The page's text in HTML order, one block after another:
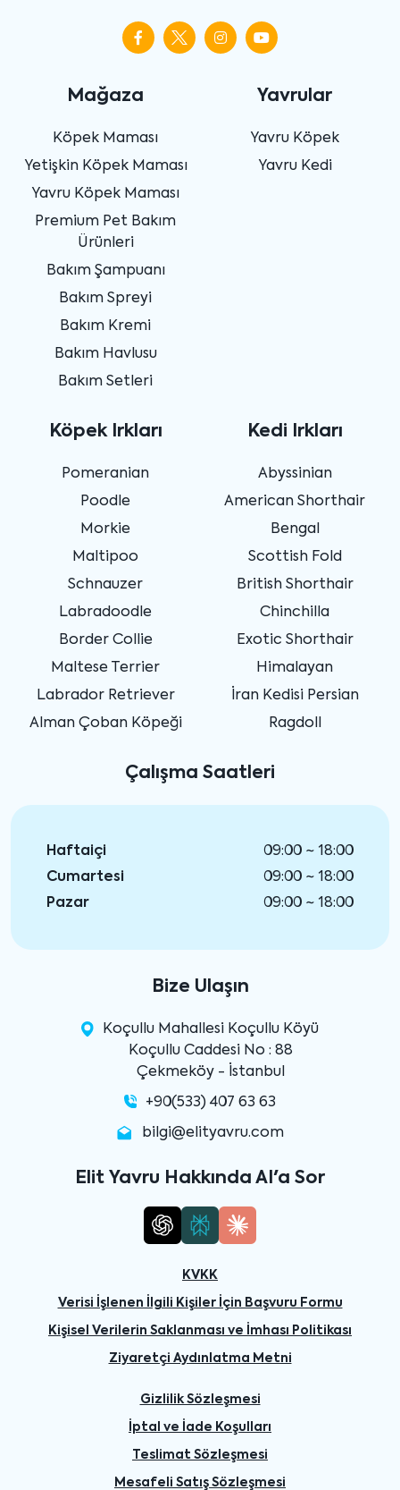
Mağaza
Köpek Maması
Yetişkin Köpek Maması
Yavru Köpek Maması
Premium Pet Bakım
Ürünleri
Bakım Şampuanı
Bakım Spreyi
Bakım Kremi
Bakım Havlusu
Bakım Setleri
Yavrular
Yavru Köpek
Yavru Kedi
Köpek Irkları
Pomeranian
Poodle
Morkie
Maltipoo
Schnauzer
Labradoodle
Border Collie
Maltese Terrier
Labrador Retriever
Alman Çoban Köpeği
Kedi Irkları
Abyssinian
American Shorthair
Bengal
Scottish Fold
British Shorthair
Chinchilla
Exotic Shorthair
Himalayan
İran Kedisi Persian
Ragdoll
Çalışma Saatleri
Haftaiçi
09:00 ~ 18:00
Cumartesi
09:00 ~ 18:00
Pazar
09:00 ~ 18:00
Bize Ulaşın
Koçullu Mahallesi Koçullu Köyü
Koçullu Caddesi No : 88
Çekmeköy - İstanbul
+90(533) 407 63 63
bilgi@elityavru.com
Elit Yavru Hakkında AI'a Sor
KVKK
Verisi İşlenen İlgili Kişiler İçin Başvuru Formu
Kişisel Verilerin Saklanması ve İmhası Politikası
Ziyaretçi Aydınlatma Metni
Gizlilik Sözleşmesi
İptal ve İade Koşulları
Teslimat Sözleşmesi
Mesafeli Satış Sözleşmesi